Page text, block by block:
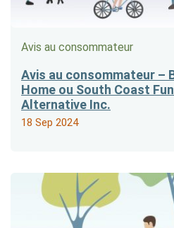
Avis au consommateur
Avis au consommateur –
Home ou South Coast
Alternative Inc.
18 Sep 2024